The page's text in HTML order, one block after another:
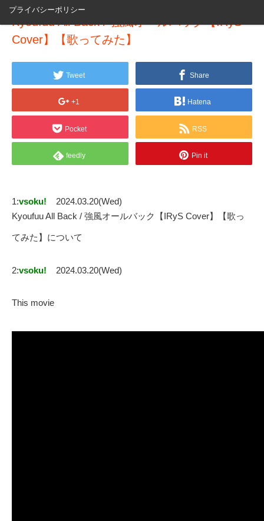
プライバシーポリシー
Kyoufuu All Back / 強風オールバック【IRyS
Cover】【歌ってみた】
Tweet Share
+1 Hatena
Pocket RSS
feedly Pin it
1:vsoku!
2024.03.20(Wed)
Kyoufuu All Back / 強風オールバック【IRyS Cover】【歌っ
てみた】について
2:vsoku! 2024.03.20(Wed)
This movie